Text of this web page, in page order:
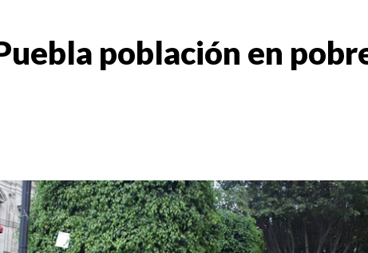
población en